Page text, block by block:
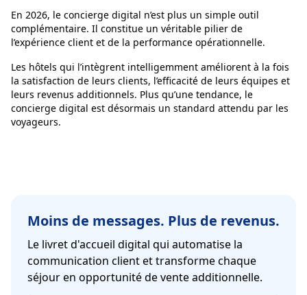
En 2026, le concierge digital n’est plus un simple outil
complémentaire. Il constitue un véritable pilier de
l’expérience client et de la performance opérationnelle.
Les hôtels qui l’intègrent intelligemment améliorent à la fois
la satisfaction de leurs clients, l’efficacité de leurs équipes et
leurs revenus additionnels. Plus qu’une tendance, le
concierge digital est désormais un standard attendu par les
voyageurs.
Moins de messages. Plus de revenus.
Le livret d'accueil digital qui automatise la
communication client et transforme chaque
séjour en opportunité de vente additionnelle.